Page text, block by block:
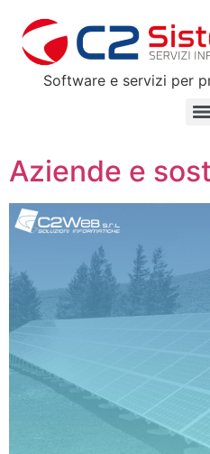
Software e servizi per
Aziende e